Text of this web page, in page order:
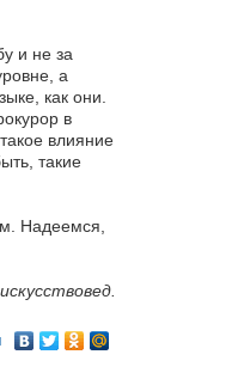
и не за
а
как они.
в
влияние
такие
Надеемся,